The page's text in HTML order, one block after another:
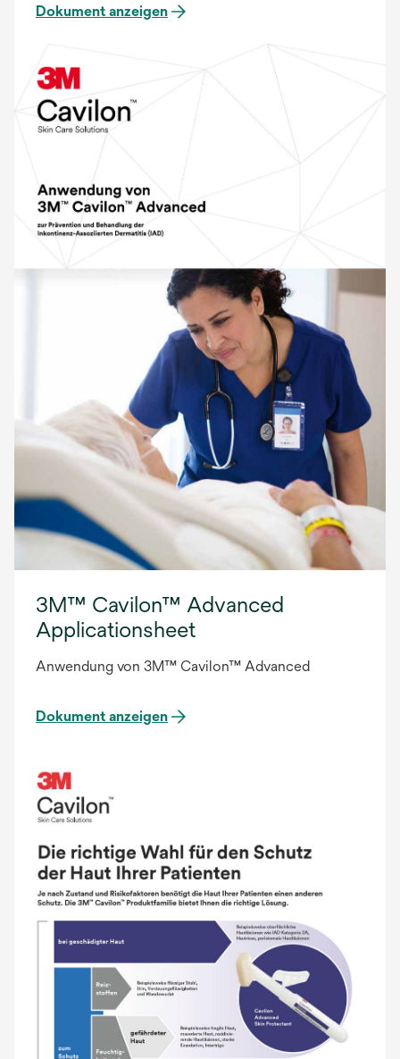
Dokument anzeigen
3M™ Cavilon™ Advanced
Applicationsheet
Anwendung von 3M™ Cavilon™ Advanced
Dokument anzeigen